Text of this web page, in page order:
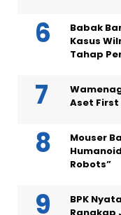
Babak
Kasus
Tahap
Aset
Mouser
Robots”
BPK